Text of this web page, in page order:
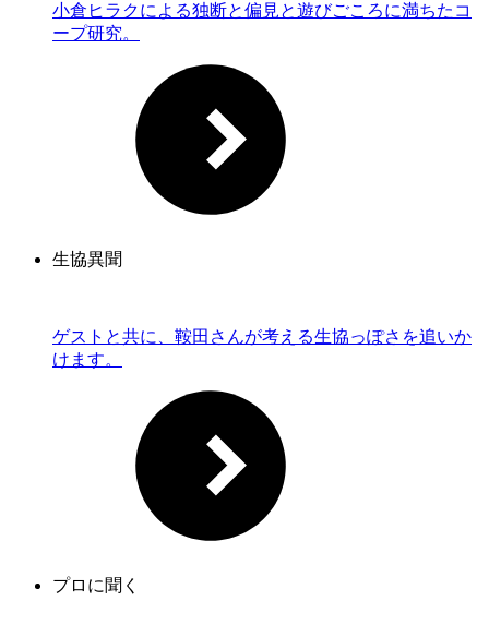
小倉ヒラクによる独断と偏見と遊びごころに満ちたコ
ープ研究。
生協異聞
ゲストと共に、鞍田さんが考える生協っぽさを追いか
けます。
プロに聞く